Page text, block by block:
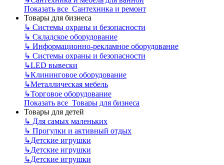
Показать все Сантехника и ремонт
Товары для бизнеса
↳ Системы охраны и безопасности
↳ Складское оборудование
↳ Информационно-рекламное оборудование
↳ Системы охраны и безопасности
↳LED вывески
↳Клининговое оборудование
↳Металлическая мебель
↳Торговое оборудование
Показать все Товары для бизнеса
Товары для детей
↳ Для самых маленьких
↳ Прогулки и активный отдых
↳Детские игрушки
↳Детские игрушки
↳Детские игрушки